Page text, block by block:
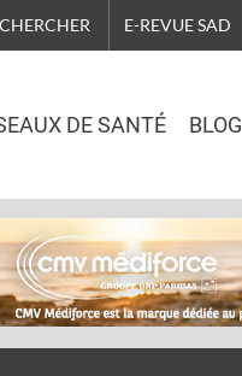
E-REVUE SAD
DE SANTÉ BLOG